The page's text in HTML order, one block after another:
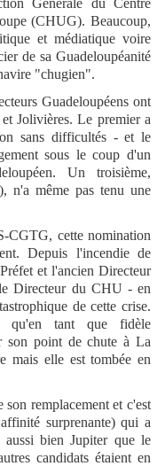
(CHUG). Beaucoup,
et médiatique voire
de sa Guadeloupéanité
"chugien".
Guadeloupéens ont
Jolivières. Le premier a
sans difficultés - et le
sous le coup d'un
Un troisième,
n'a même pas tenu une
cette nomination
Depuis l'incendie de
et l'ancien Directeur
Directeur du CHU - en
de cette crise.
qu'en tant que fidèle
son point de chute à La
mais elle est tombée en
remplacement et c'est
surprenante) qui a
aussi bien Jupiter que le
candidats étaient en